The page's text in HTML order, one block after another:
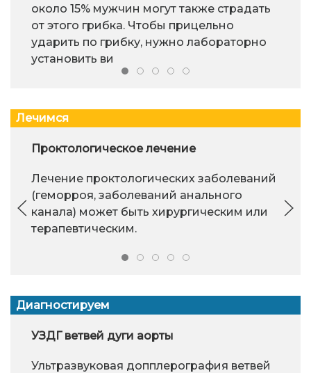
около 15% мужчин могут также страдать
от этого грибка. Чтобы прицельно
ударить по грибку, нужно лабораторно
установить ви
Лечимся
Проктологическое лечение
Лечение проктологических заболеваний
(геморроя, заболеваний анального
канала) может быть хирургическим или
терапевтическим.
Диагностируем
УЗДГ ветвей дуги аорты
Ультразвуковая допплерография ветвей